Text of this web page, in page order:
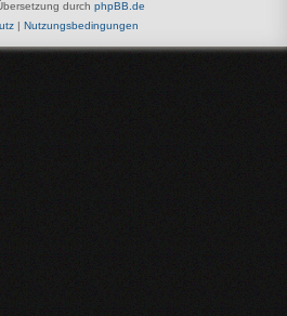
durch phpBB.de
| Nutzungsbedingungen